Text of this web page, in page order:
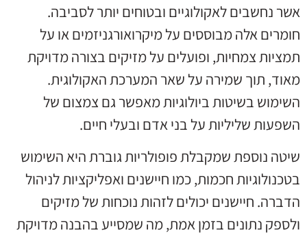
אשר נחשבים לאקולוגיים ובטוחים יותר לסביבה.
חומרים אלה מבוססים על מיקרואורגניזמים או על
תמציות צמחיות, ופועלים על מזיקים בצורה מדויקת
מאוד, תוך שמירה על שאר המערכת האקולוגית.
השימוש בשיטות ביולוגיות מאפשר גם צמצום של
השפעות שליליות על בני אדם ובעלי חיים.
שיטה נוספת שמקבלת פופולריות גוברת היא השימוש
בטכנולוגיות חכמות, כמו חיישנים ואפליקציות לניהול
הדברה. חיישנים יכולים לזהות נוכחות של מזיקים
ולספק נתונים בזמן אמת, מה שמסייע בהבנה מדויקת